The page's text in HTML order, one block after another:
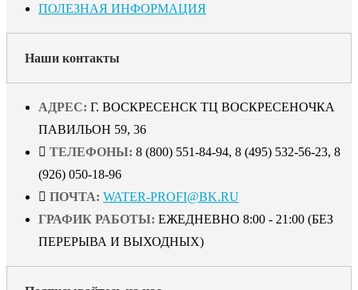
ПОЛЕЗНАЯ ИНФОРМАЦИЯ
Наши контакты
АДРЕС: Г. ВОСКРЕСЕНСК ТЦ ВОСКРЕСЕНОЧКА
ПАВИЛЬОН 59, 36
ТЕЛЕФОНЫ: 8 (800) 551-84-94, 8 (495) 532-56-23, 8
(926) 050-18-96
ПОЧТА: WATER-PROFI@BK.RU
ГРАФИК РАБОТЫ: ЕЖЕДНЕВНО 8:00 - 21:00 (БЕЗ
ПЕРЕРЫВА И ВЫХОДНЫХ)